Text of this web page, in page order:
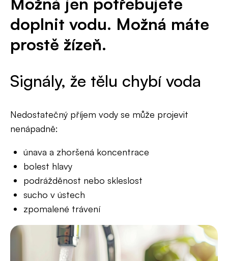
doplnit vodu. Možná máte
prostě žízeň.
Signály, že tělu chybí voda
Nedostatečný příjem vody se může projevit
nenápadně:
únava a zhoršená koncentrace
bolest hlavy
podrážděnost nebo skleslost
sucho v ústech
zpomalené trávení